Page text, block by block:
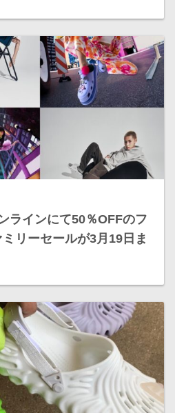
ラインにて50％OFFのフ
リーセールが3月19日ま